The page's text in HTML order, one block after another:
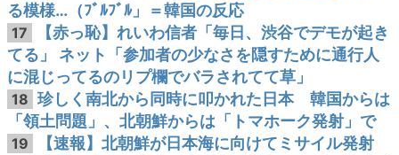
る模様…（ﾌﾞﾙﾌﾞﾙ」＝韓国の反応
17
【赤っ恥】れいわ信者「毎日、渋谷でデモが起き
てる」 ネット「参加者の少なさを隠すために通行人
に混じってるのリプ欄でバラされてて草」
18 珍しく南北から同時に叩かれた日本 韓国からは
「領土問題」、北朝鮮からは「トマホーク発射」で
19 【速報】北朝鮮が日本海に向けてミサイル発射